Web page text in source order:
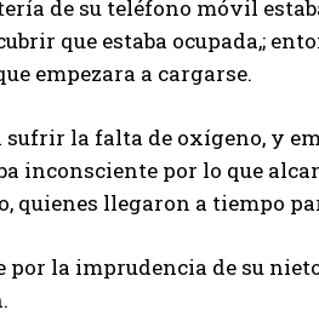
de su teléfono móvil
que estaba ocupada,;
empezara a cargarse.
sufrir la falta de oxígeno, y
inconsciente por lo que
quienes llegaron a tiempo
por la imprudencia de su